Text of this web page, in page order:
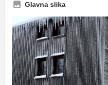
Glavna slika